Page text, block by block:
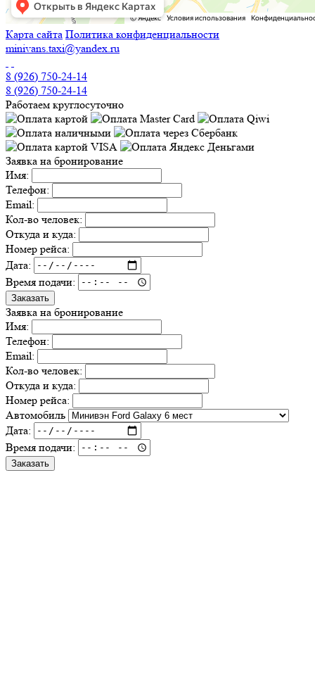
Карта сайта Политика конфиденциальности
minivans.taxi@yandex.ru
8 (926) 750-24-14
8 (926) 750-24-14
Работаем круглосуточно
Заявка на бронирование
Имя:
Телефон:
Email:
Кол-во человек:
Откуда и куда:
Номер рейса:
Дата:
Время подачи:
Заказать
Заявка на бронирование
Имя:
Телефон:
Email:
Кол-во человек:
Откуда и куда:
Номер рейса:
Автомобиль
Дата:
Время подачи:
Заказать